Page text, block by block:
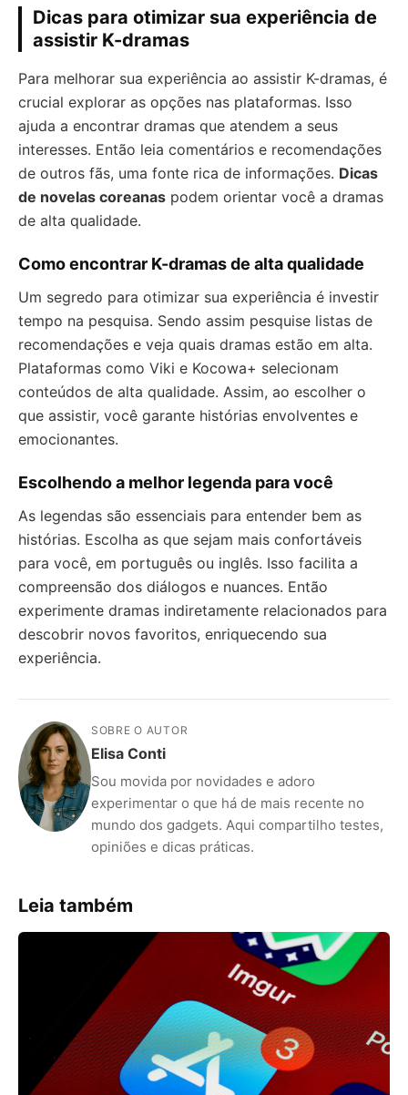
Dicas para otimizar sua experiência de
assistir K-dramas
Para melhorar sua experiência ao assistir K-dramas, é
crucial explorar as opções nas plataformas. Isso
ajuda a encontrar dramas que atendem a seus
interesses. Então leia comentários e recomendações
de outros fãs, uma fonte rica de informações. Dicas
de novelas coreanas podem orientar você a dramas
de alta qualidade.
Como encontrar K-dramas de alta qualidade
Um segredo para otimizar sua experiência é investir
tempo na pesquisa. Sendo assim pesquise listas de
recomendações e veja quais dramas estão em alta.
Plataformas como Viki e Kocowa+ selecionam
conteúdos de alta qualidade. Assim, ao escolher o
que assistir, você garante histórias envolventes e
emocionantes.
Escolhendo a melhor legenda para você
As legendas são essenciais para entender bem as
histórias. Escolha as que sejam mais confortáveis
para você, em português ou inglês. Isso facilita a
compreensão dos diálogos e nuances. Então
experimente dramas indiretamente relacionados para
descobrir novos favoritos, enriquecendo sua
experiência.
SOBRE O AUTOR
Elisa Conti
Sou movida por novidades e adoro
experimentar o que há de mais recente no
mundo dos gadgets. Aqui compartilho testes,
opiniões e dicas práticas.
Leia também